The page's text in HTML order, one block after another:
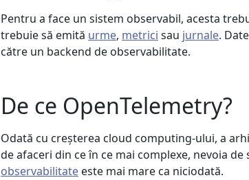
Pentru a face un sistem observabil, acesta
trebuie să emită urme, metrici sau jurnale.
către un backend de observabilitate.
De ce OpenTelemetry?
Odată cu creșterea cloud computing-ului, a
de afaceri din ce în ce mai complexe, nevoia
observabilitate este mai mare ca niciodată.